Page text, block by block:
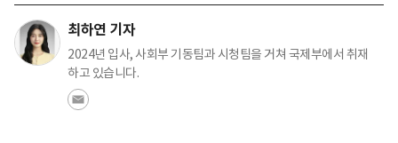
최하연 기자
2024년 입사, 사회부 기동팀과 시청팀을 거쳐 국제부에서 취재
하고 있습니다.